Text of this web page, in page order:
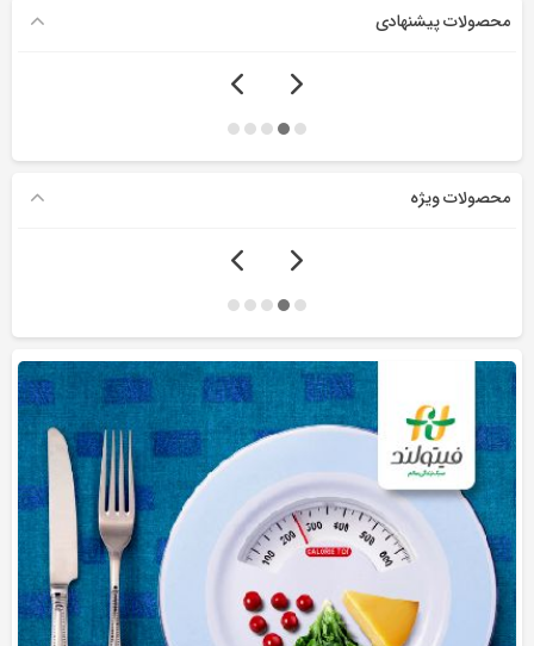
محصولات پیشنهادی
محصولات ویژه